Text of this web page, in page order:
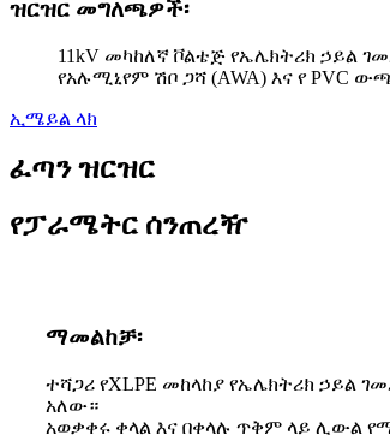
ዝርዝር መግለጫዎች፡
11kV መካከለኛ ቮልቴጅ የኤሌክትሪክ ኃይል
የአሉሚኒየም ሽቦ ጋሻ (AWA) እና የ PVC
ኢሜይል ላክ
ፈጣን ዝርዝር
የፓራሜትር ሰንጠረዥ
ማመልከቻ፡
ተሻጋሪ የXLPE መከላከያ የኤሌክትሪክ ኃይል
አለው።
አወቃቀሩ ቀላል እና በቀላሉ ጥቅም ላይ ሊውል